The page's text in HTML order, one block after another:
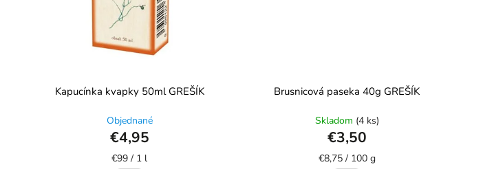
Kapucínka kvapky 50ml GREŠÍK
Objednané
€4,95
€99 / 1 l
Brusnicová paseka 40g GREŠÍK
Skladom (4 ks)
€3,50
€8,75 / 100 g